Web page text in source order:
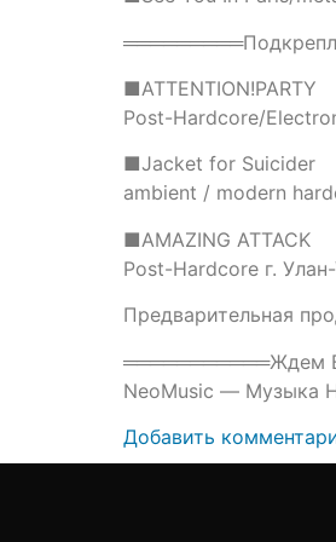
■ATTENTION!PARTY
Post-Hardcore/
■Jacket for Suicider
ambient / modern
■AMAZING ATTACK
Post-Hardcore г.
Предварительная
═══════════Ждем
NeoMusic — Музыка
Добавить